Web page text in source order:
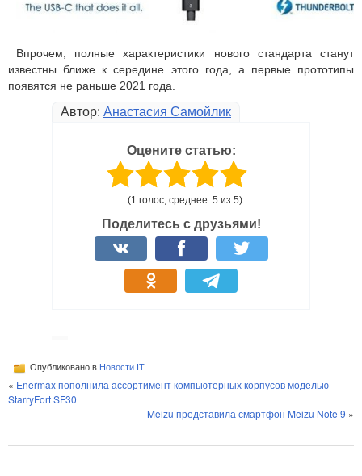
Впрочем, полные характеристики нового стандарта станут
известны ближе к середине этого года, а первые прототипы
появятся не раньше 2021 года.
Автор: Анастасия Самойлик
Оцените статью:
(1 голос, среднее: 5 из 5)
Поделитесь с друзьями!
Опубликовано в Новости IT
« Enermax пополнила ассортимент компьютерных корпусов моделью
StarryFort SF30
Meizu представила смартфон Meizu Note 9 »